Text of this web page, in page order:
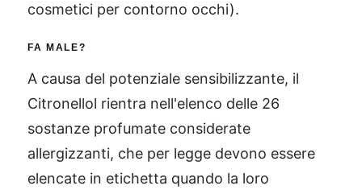
cosmetici per contorno occhi).
FA MALE?
A causa del potenziale sensibilizzante, il
Citronellol rientra nell'elenco delle 26
sostanze profumate considerate
allergizzanti, che per legge devono essere
elencate in etichetta quando la loro